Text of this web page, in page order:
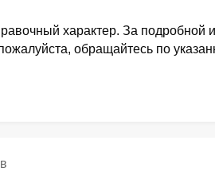
характер. За подробной
обращайтесь по